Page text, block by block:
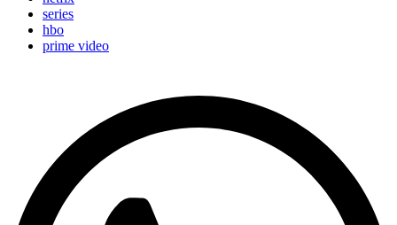
series
hbo
prime video